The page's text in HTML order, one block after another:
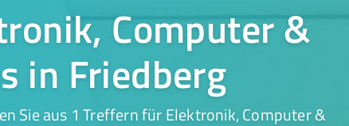
Computer &
in Friedberg
Sie aus 1 Treffern für Elektronik, Computer &